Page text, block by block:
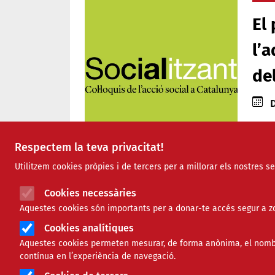
Respectem la teva privacitat!
Utilitzem cookies pròpies i de tercers per a millorar els nostres
Cookies necessàries
Aquestes cookies són importants per a donar-te accés segur a
Cookies analítiques
Aquestes cookies permeten mesurar, de forma anònima, el
contínua en l’experiència de navegació.
Comparteix
F
a
c
X
28/11/2025
El
El